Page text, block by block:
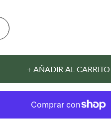
+ AÑADIR AL CARRITO